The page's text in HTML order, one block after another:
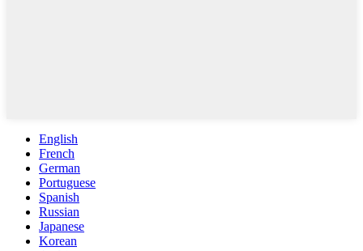
English
French
German
Portuguese
Spanish
Russian
Japanese
Korean